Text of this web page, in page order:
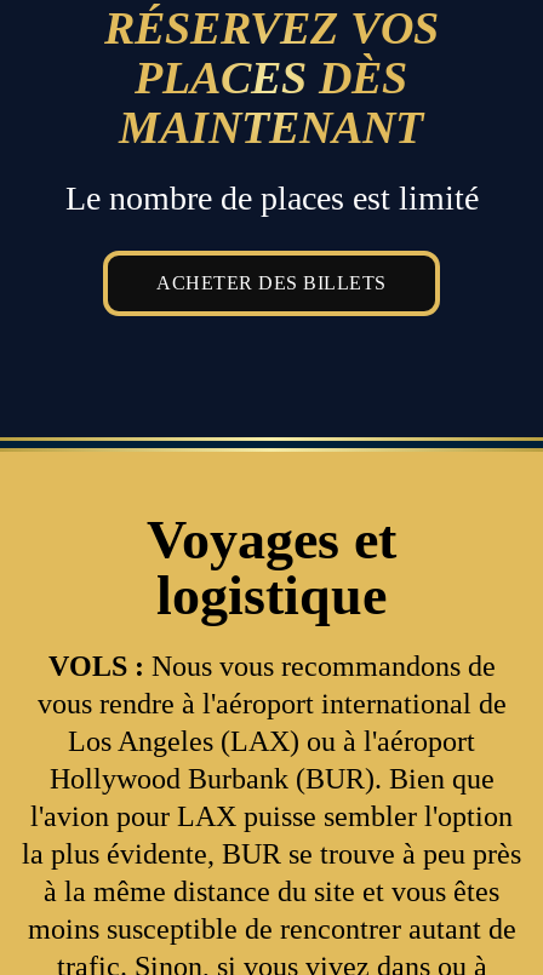
RÉSERVEZ VOS
PLACES DÈS
MAINTENANT
Le nombre de places est limité
ACHETER DES BILLETS
Voyages et
logistique
VOLS : Nous vous recommandons de
vous rendre à l'aéroport international de
Los Angeles (LAX) ou à l'aéroport
Hollywood Burbank (BUR). Bien que
l'avion pour LAX puisse sembler l'option
la plus évidente, BUR se trouve à peu près
à la même distance du site et vous êtes
moins susceptible de rencontrer autant de
trafic. Sinon, si vous vivez dans ou à